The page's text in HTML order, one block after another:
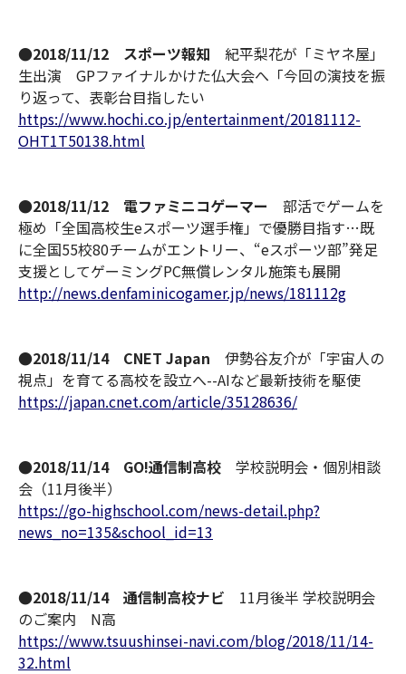
●2018/11/12 スポーツ報知 紀平梨花が「ミヤネ屋」
生出演 GPファイナルかけた仏大会へ「今回の演技を振
り返って、表彰台目指したい
https://www.hochi.co.jp/entertainment/20181112-
OHT1T50138.html
●2018/11/12 電ファミニコゲーマー 部活でゲームを
極め「全国高校生eスポーツ選手権」で優勝目指す…既
に全国55校80チームがエントリー、“eスポーツ部”発足
支援としてゲーミングPC無償レンタル施策も展開
http://news.denfaminicogamer.jp/news/181112g
●2018/11/14 CNET Japan 伊勢谷友介が「宇宙人の
視点」を育てる高校を設立へ--AIなど最新技術を駆使
https://japan.cnet.com/article/35128636/
●2018/11/14 GO!通信制高校 学校説明会・個別相談
会（11月後半）
https://go-highschool.com/news-detail.php?
news_no=135&school_id=13
●2018/11/14 通信制高校ナビ 11月後半 学校説明会
のご案内 N高
https://www.tsuushinsei-navi.com/blog/2018/11/14-
32.html